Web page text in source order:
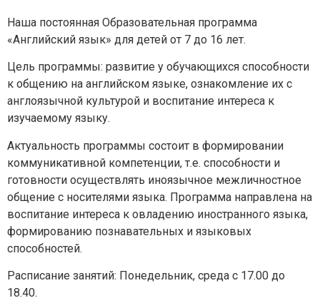
Наша постоянная Образовательная программа
«Английский язык» для детей от 7 до 16 лет.
Цель программы: развитие у обучающихся способности
к общению на английском языке, ознакомление их с
англоязычной культурой и воспитание интереса к
изучаемому языку.
Актуальность программы состоит в формировании
коммуникативной компетенции, т.е. способности и
готовности осуществлять иноязычное межличностное
общение с носителями языка. Программа направлена на
воспитание интереса к овладению иностранного языка,
формированию познавательных и языковых
способностей.
Расписание занятий: Понедельник, среда с 17.00 до
18.40.
Задайте нам вопрос
Для заполнения данной формы включите